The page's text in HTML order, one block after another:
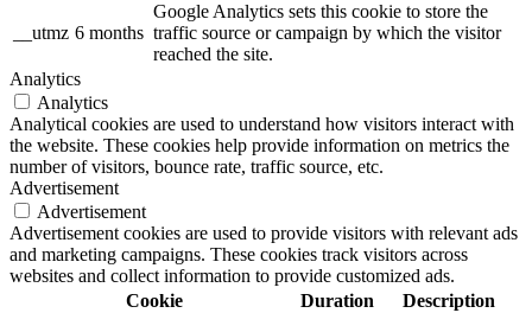
__utmz 6 months
Google Analytics sets this cookie to store the
traffic source or campaign by which the visitor
reached the site.
Analytics
Analytics
Analytical cookies are used to understand how visitors interact with
the website. These cookies help provide information on metrics the
number of visitors, bounce rate, traffic source, etc.
Advertisement
Advertisement
Advertisement cookies are used to provide visitors with relevant ads
and marketing campaigns. These cookies track visitors across
websites and collect information to provide customized ads.
Cookie
Duration Description